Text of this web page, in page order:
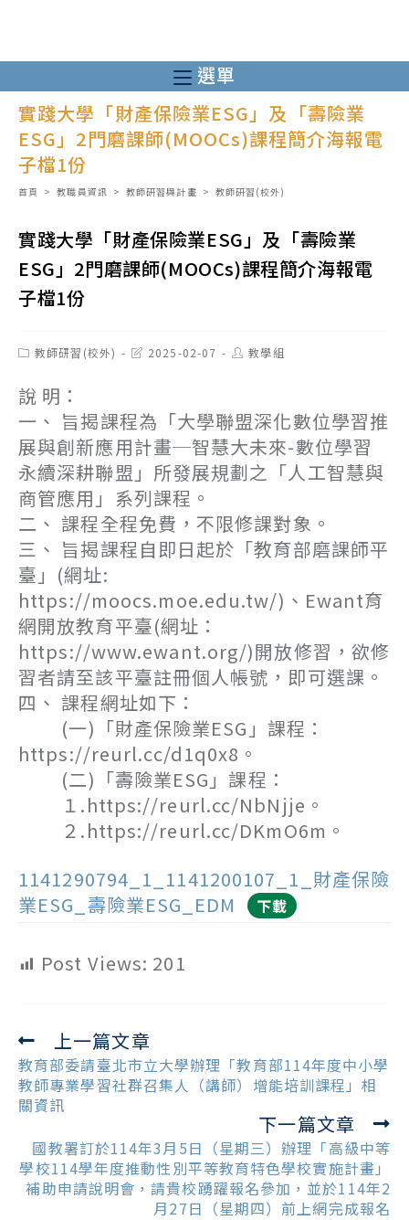
至
主
要
容
選單
實踐大學「財產保險業ESG」及「壽險業
ESG」2門磨課師(MOOCs)課程簡介海報電
子檔1份
首頁 > 教職員資訊 > 教師研習與計畫 > 教師研習(校外)
實踐大學「財產保險業ESG」及「壽險業
ESG」2門磨課師(MOOCs)課程簡介海報電
子檔1份
Post教師研習(校外)
Post2025-02-07
Post教學組
說 明：
一、 旨揭課程為「大學聯盟深化數位學習推
展與創新應用計畫─智慧大未來-數位學習
永續深耕聯盟」所發展規劃之「人工智慧與
商管應用」系列課程。
二、 課程全程免費，不限修課對象。
三、 旨揭課程自即日起於「教育部磨課師平
臺」(網址:
https://moocs.moe.edu.tw/)、Ewant育
網開放教育平臺(網址：
https://www.ewant.org/)開放修習，欲修
習者請至該平臺註冊個人帳號，即可選課。
四、 課程網址如下：
(一)「財產保險業ESG」課程：
https://reurl.cc/d1q0x8。
(二)「壽險業ESG」課程：
１.https://reurl.cc/NbNjje。
２.https://reurl.cc/DKmO6m。
1141290794_1_1141200107_1_財產保險
業ESG_壽險業ESG_EDM
下載
Post Views: 201
Read
more
articles
上一篇文章
教育部委請臺北市立大學辦理「教育部114年度中小學
教師專業學習社群召集人（講師）增能培訓課程」相
關資訊
下一篇文章
國教署訂於114年3月5日（星期三）辦理「高級中等
學校114學年度推動性別平等教育特色學校實施計畫」
補助申請說明會，請貴校踴躍報名參加，並於114年2
月27日（星期四）前上網完成報名